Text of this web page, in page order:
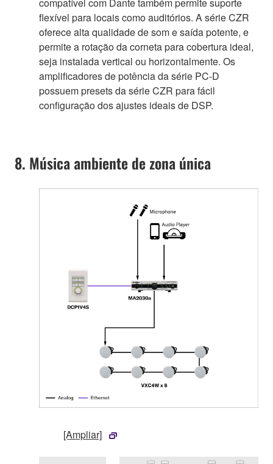
flexível para locais como auditórios. A série CZR
oferece alta qualidade de som e saída potente, e
permite a rotação da corneta para cobertura ideal,
seja instalada vertical ou horizontalmente. Os
amplificadores de potência da série PC-D
possuem presets da série CZR para fácil
configuração dos ajustes ideais de DSP.
8. Música ambiente de zona única
[Ampliar]